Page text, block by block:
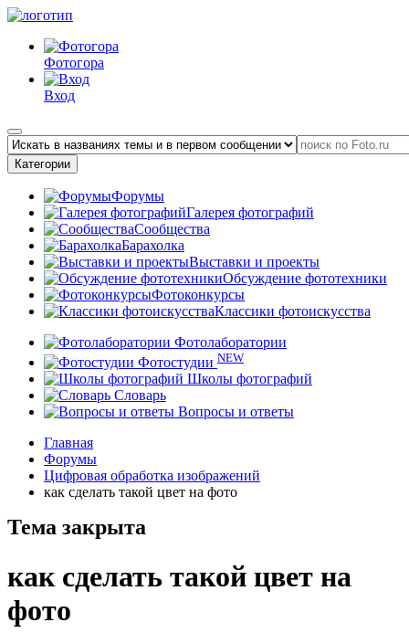
Фотогора
Вход
Категории
Форумы
Галерея фотографий
Сообщества
Барахолка
Выставки и проекты
Обсуждение фототехники
Фотоконкурсы
Классики фотоискусства
Фотолаборатории
Фотостудии NEW
Школы фотографий
Словарь
Вопросы и ответы
Главная
Форумы
Цифровая обработка изображений
как сделать такой цвет на фото
Тема закрыта
как сделать такой цвет на
фото